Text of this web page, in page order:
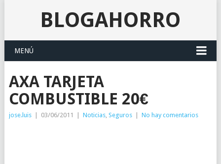
BLOGAHORRO
MENÚ
AXA TARJETA
COMBUSTIBLE 20€
jose.luis 03/06/2011 Noticias, Seguros No hay comentarios